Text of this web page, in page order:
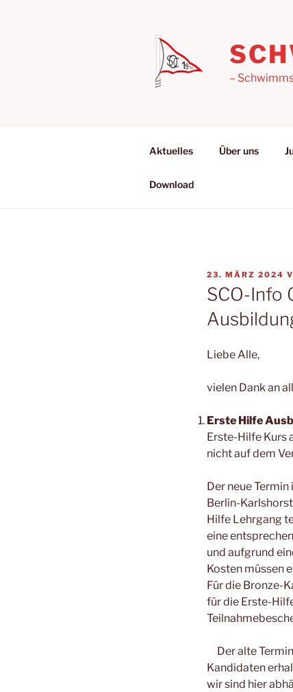
–
Aktuelles Über uns
Download
AM
23. MÄRZ 2024
SCO-Info
Liebe Alle,
vielen Dank an
Erste Hilfe
Erste-Hilfe Kurs
nicht auf dem
Der neue
Berlin-
Hilfe Lehrgang
eine
und aufgrund
Kosten müssen
Für die Bronze-
für die Erste-
Der alte
Kandidaten
wir sind hier